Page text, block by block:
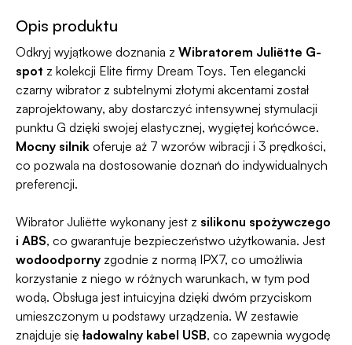
Dyskrecji — jeśli ją naruszymy, zwrócimy Ci
programu Wygodne Zwroty®
Opis produktu
Odkryj wyjątkowe doznania z Wibratorem Juliëtte G-
spot z kolekcji Elite firmy Dream Toys. Ten elegancki
czarny wibrator z subtelnymi złotymi akcentami został
zaprojektowany, aby dostarczyć intensywnej stymulacji
punktu G dzięki swojej elastycznej, wygiętej końcówce.
Mocny silnik oferuje aż 7 wzorów wibracji i 3 prędkości,
co pozwala na dostosowanie doznań do indywidualnych
preferencji.
Wibrator Juliëtte wykonany jest z silikonu spożywczego
i ABS, co gwarantuje bezpieczeństwo użytkowania. Jest
wodoodporny zgodnie z normą IPX7, co umożliwia
korzystanie z niego w różnych warunkach, w tym pod
wodą. Obsługa jest intuicyjna dzięki dwóm przyciskom
umieszczonym u podstawy urządzenia. W zestawie
znajduje się ładowalny kabel USB, co zapewnia wygodę